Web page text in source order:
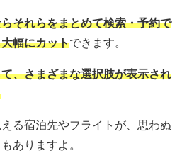
それらをまとめて検索・予約で
幅にカットできます。
、さまざまな選択肢が表示され
る宿泊先やフライトが、思わぬ
ありますよ。